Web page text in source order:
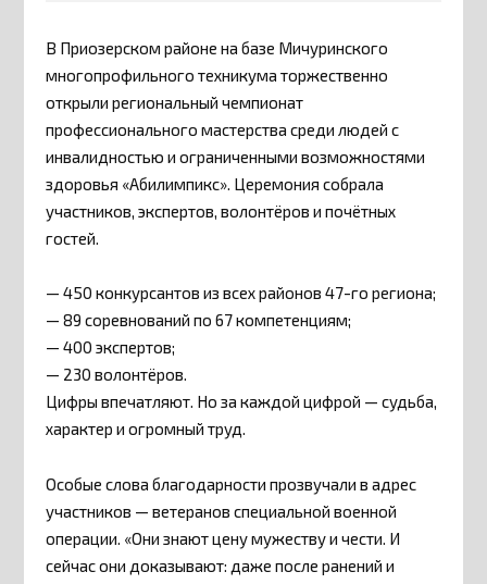
В Приозерском районе на базе Мичуринского
многопрофильного техникума торжественно
открыли региональный чемпионат
профессионального мастерства среди людей с
инвалидностью и ограниченными возможностями
здоровья «Абилимпикс». Церемония собрала
участников, экспертов, волонтёров и почётных
гостей.
— 450 конкурсантов из всех районов 47-го региона;
— 89 соревнований по 67 компетенциям;
— 400 экспертов;
— 230 волонтёров.
Цифры впечатляют. Но за каждой цифрой — судьба,
характер и огромный труд.
Особые слова благодарности прозвучали в адрес
участников — ветеранов специальной военной
операции. «Они знают цену мужеству и чести. И
сейчас они доказывают: даже после ранений и